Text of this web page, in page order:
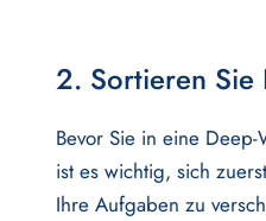
2. Sortieren Sie
Bevor Sie in eine Deep-
ist es wichtig, sich
Ihre Aufgaben zu